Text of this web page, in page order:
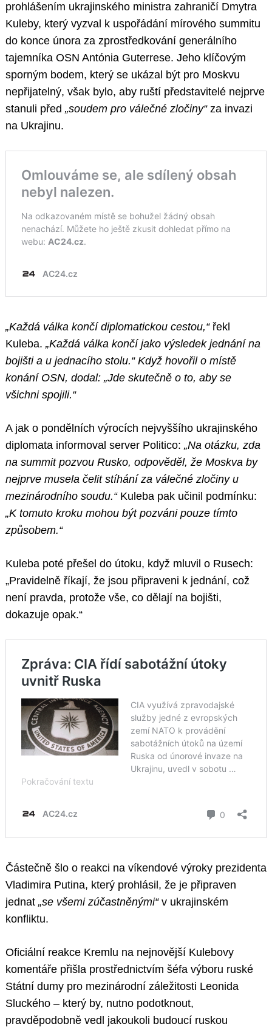
prohlášením ukrajinského ministra zahraničí Dmytra
Kuleby, který vyzval k uspořádání mírového summitu
do konce února za zprostředkování generálního
tajemníka OSN Antónia Guterrese. Jeho klíčovým
sporným bodem, který se ukázal být pro Moskvu
nepřijatelný, však bylo, aby ruští představitelé nejprve
stanuli před „soudem pro válečné zločiny“za invazi
na Ukrajinu.
„Každá válka končí diplomatickou cestou,“řekl
Kuleba. „Každá válka končí jako výsledek jednání na
bojišti a u jednacího stolu.“ Když hovořil o místě
konání OSN, dodal: „Jde skutečně o to, aby se
všichni spojili.“
A jak o pondělních výrocích nejvyššího ukrajinského
diplomata informoval server Politico: „Na otázku, zda
na summit pozvou Rusko, odpověděl, že Moskva by
nejprve musela čelit stíhání za válečné zločiny u
mezinárodního soudu.“ Kuleba pak učinil podmínku:
„K tomuto kroku mohou být pozváni pouze tímto
způsobem.“
Kuleba poté přešel do útoku, když mluvil o Rusech:
„Pravidelně říkají, že jsou připraveni k jednání, což
není pravda, protože vše, co dělají na bojišti,
dokazuje opak.“
Částečně šlo o reakci na víkendové výroky prezidenta
Vladimira Putina, který prohlásil, že je připraven
jednat „se všemi zúčastněnými“v ukrajinském
konfliktu.
Oficiální reakce Kremlu na nejnovější Kulebovy
komentáře přišla prostřednictvím šéfa výboru ruské
Státní dumy pro mezinárodní záležitosti Leonida
Sluckého – který by, nutno podotknout,
pravděpodobně vedl jakoukoli budoucí ruskou